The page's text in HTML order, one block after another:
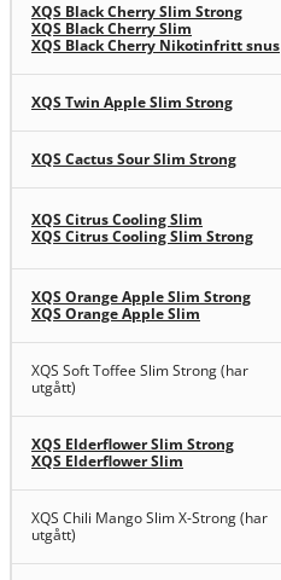
XQS Black Cherry Slim Strong
XQS Black Cherry Slim
XQS Black Cherry Nikotinfritt snus
XQS Twin Apple Slim Strong
XQS Cactus Sour Slim Strong
XQS Citrus Cooling Slim
XQS Citrus Cooling Slim Strong
XQS Orange Apple Slim Strong
XQS Orange Apple Slim
XQS Soft Toffee Slim Strong (har
utgått)
XQS Elderflower Slim Strong
XQS Elderflower Slim
XQS Chili Mango Slim X-Strong (har
utgått)